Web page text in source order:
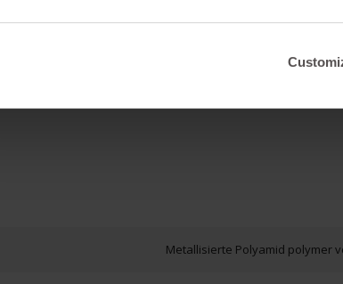
Metallisierte Polyamid polymer